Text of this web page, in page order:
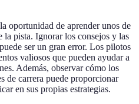
oportunidad de aprender unos de
la pista. Ignorar los consejos y las
ser un gran error. Los pilotos
valiosos que pueden ayudar a
Además, observar cómo los
de carrera puede proporcionar
en sus propias estrategias.